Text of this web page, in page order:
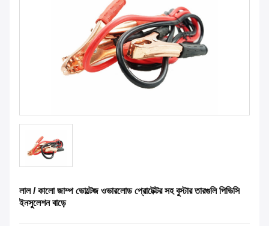
লাল / কালো জাম্প ভোল্টেজ ওভারলোড প্রোটেক্টর সহ বুস্টার তারগুলি পিভিসি
ইনসুলেশন বাড়ে